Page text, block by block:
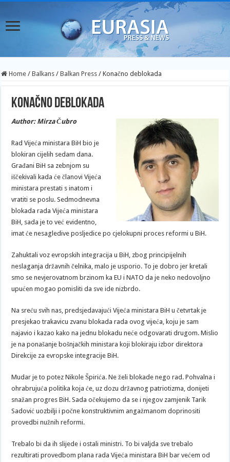
Home / Balkans / Balkan Press / Konačno deblokada
Konačno deblokada
Author: Mirza Čubro
Rad Vijeća ministara BiH bio je
blokiran cijelih sedam dana.
Građani BiH sa zebnjom su
iščekivali kada će članovi Vijeća
ministara prestati s inatom i
vratiti se poslu. Sedmodnevna
blokada rada Vijeća ministara
BiH, sada je to već evidentno,
imat će nesagledive posljedice po cjelokupni proces reformi u BiH.
Zahuktali voz evropskih integracija u BiH, zbog principijelnih
neslaganja državnih čelnika, malo je usporio. To je dobro jer kretali
smo se nevjerovatnom brzinom ka EU i NATO da je neko nedovoljno
upućen mogao pomisliti da sve ide nizbrdo.
Na sreću svih nas, predsjedavajući Vijeća ministara BiH u četvrtak je
presjekao trakavicu zvanu blokada rada ovog vijeća, koju je sam
najavio i kazao kako na jednu blokadu neće odgovarati drugom. Mislio
je na ponašanje bošnjačkih ministara koji blokiraju izbor direktora
Direkcije za evropske integracije BiH.
Mudar je to potez Nikole Špirića. Ne želi blokade nego rad. Pohvalna i
ohrabrujuća politika koja će, uz dozu državnog patriotizma, donijeti
snažan progres BiH. Sada očekujemo da se i njegov zamjenik Tarik
Sadović uozbilji i počne konstruktivnim angažmanom doprinositi
provedbi nužnih reformi.
Trebalo bi da ih slijede i ostali ministri. To bi valjda sve trebalo
rezultirati provedbom plana rada Vijeća ministara BiH bar većem od